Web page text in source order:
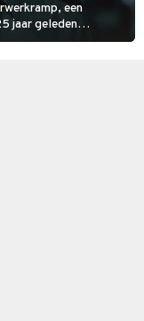
een
jaar geleden
niet als een